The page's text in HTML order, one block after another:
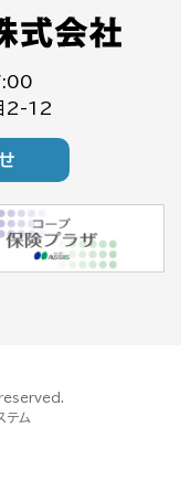
2-12
テム